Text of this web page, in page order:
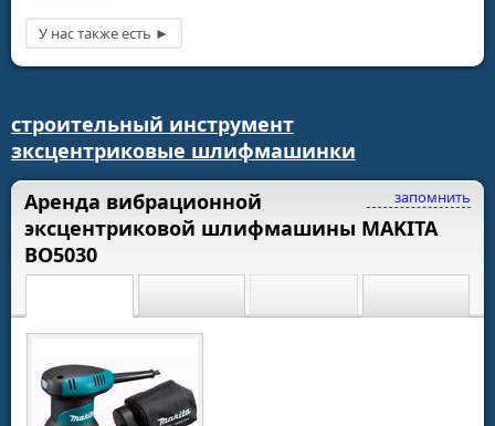
строительный инструмент
зксцентриковые шлифмашинки
запомнить
Аренда вибрационной
эксцентриковой шлифмашины MAKITA
BO5030